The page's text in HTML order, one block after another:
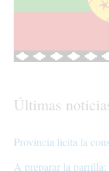
Últimas
Provincia licita la
A preparar la